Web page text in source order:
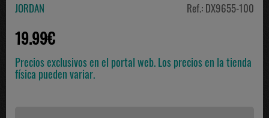
JORDAN Ref.: DX9655-100
19.99€
Precios exclusivos en el portal web. Los precios en la tienda
física pueden variar.